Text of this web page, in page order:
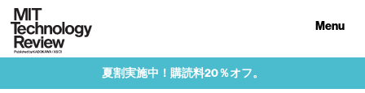
Menu
夏割実施中！購読料20％オフ。